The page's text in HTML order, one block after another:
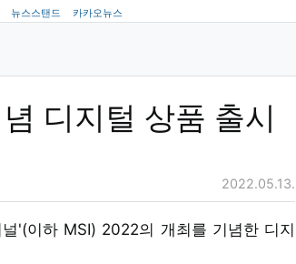
뉴스스탠드 카카오뉴스
디지털 상품 출시
2022.05.13.
'(이하 MSI) 2022의 개최를 기념한 디지